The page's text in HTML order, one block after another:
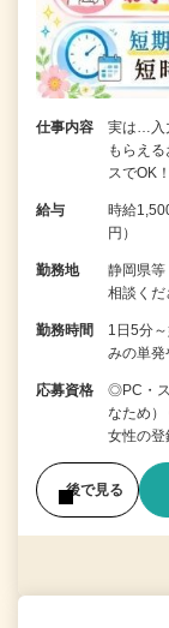
仕事内容
実は…入
もらえ
スでOK
給与
時給
円）
勤務地
静岡県
相談くだ
勤務時間
1日5分
みの単発
応募資格
◎PC・
なため
女性の
後で見る